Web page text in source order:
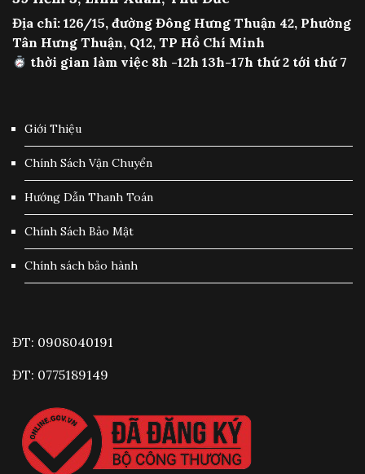
Địa chỉ: 126/15, đường Đông Hưng Thuận 42, Phường
Tân Hưng Thuận, Q12, TP Hồ Chí Minh
thời gian làm việc 8h -12h 13h-17h thứ 2 tới thứ 7
Giới Thiệu
Chính Sách Vận Chuyển
Hướng Dẫn Thanh Toán
Chính Sách Bảo Mật
Chính sách bảo hành
ĐT: 0908040191
ĐT: 0775189149